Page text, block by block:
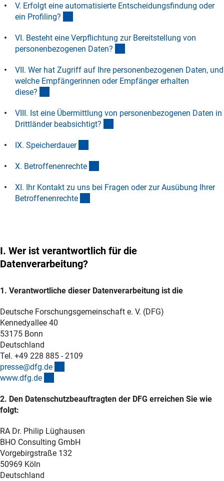
V. Erfolgt eine automatisierte Entscheidungsfindung oder
ein Profiling?
VI. Besteht eine Verpflichtung zur Bereitstellung von
personenbezogenen Daten?
VII. Wer hat Zugriff auf Ihre personenbezogenen Daten, und
welche Empfängerinnen oder Empfänger erhalten
diese?
VIII. Ist eine Übermittlung von personenbezogenen Daten in
Drittländer beabsichtigt?
IX. Speicherdauer
X. Betroffenenrechte
XI. Ihr Kontakt zu uns bei Fragen oder zur Ausübung Ihrer
Betroffenenrechte
I. Wer ist verantwortlich für die
Datenverarbeitung?
1. Verantwortliche dieser Datenverarbeitung ist die
Deutsche Forschungsgemeinschaft e. V. (DFG)
Kennedyallee 40
53175 Bonn
Deutschland
Tel. +49 228 885 - 2109
presse@dfg.de
www.dfg.de
2. Den Datenschutzbeauftragten der DFG erreichen Sie wie
folgt:
RA Dr. Philip Lüghausen
BHO Consulting GmbH
Vorgebirgstraße 132
50969 Köln
Deutschland